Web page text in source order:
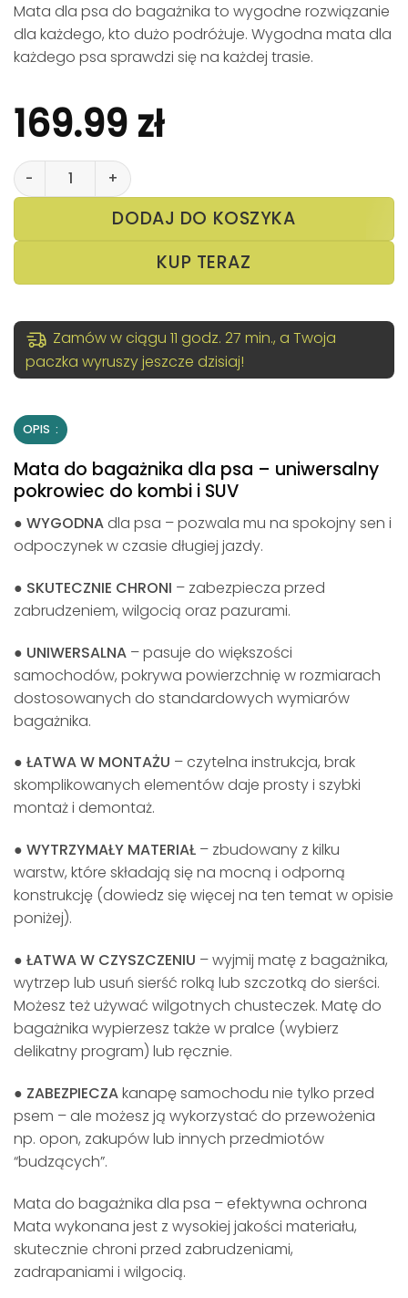
Mata dla psa do bagażnika to wygodne rozwiązanie
dla każdego, kto dużo podróżuje. Wygodna mata dla
każdego psa sprawdzi się na każdej trasie.
169.99 zł
ilość Mata do bagażnika dla psa – uniwersalny pokrowiec
DODAJ DO KOSZYKA
KUP TERAZ
Zamów w ciągu 11 godz. 27 min., a Twoja
paczka wyruszy jeszcze dzisiaj!
OPIS
Mata do bagażnika dla psa – uniwersalny
pokrowiec do kombi i SUV
● WYGODNAdla psa – pozwala mu na spokojny sen i
odpoczynek w czasie długiej jazdy.
● SKUTECZNIE CHRONI – zabezpiecza przed
zabrudzeniem, wilgocią oraz pazurami.
● UNIWERSALNA – pasuje do większości
samochodów, pokrywa powierzchnię w rozmiarach
dostosowanych do standardowych wymiarów
bagażnika.
● ŁATWA W MONTAŻU – czytelna instrukcja, brak
skomplikowanych elementów daje prosty i szybki
montaż i demontaż.
● WYTRZYMAŁY MATERIAŁ – zbudowany z kilku
warstw, które składają się na mocną i odporną
konstrukcję (dowiedz się więcej na ten temat w opisie
poniżej).
● ŁATWA W CZYSZCZENIU – wyjmij matę z bagażnika,
wytrzep lub usuń sierść rolką lub szczotką do sierści.
Możesz też używać wilgotnych chusteczek. Matę do
bagażnika wypierzesz także w pralce (wybierz
delikatny program) lub ręcznie.
● ZABEZPIECZAkanapę samochodu nie tylko przed
psem – ale możesz ją wykorzystać do przewożenia
np. opon, zakupów lub innych przedmiotów
“budzących”.
Mata do bagażnika dla psa – efektywna ochrona
Mata wykonana jest z wysokiej jakości materiału,
skutecznie chroni przed zabrudzeniami,
zadrapaniami i wilgocią.